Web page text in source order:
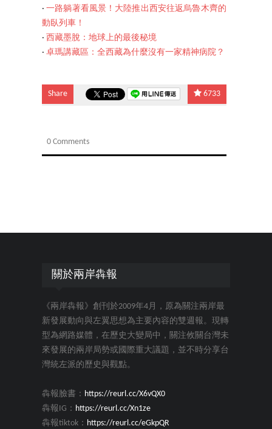
‧一路躺著看風景！大陸推出西安往返烏魯木齊的
動臥列車！
‧ 西藏墨脫：地球上的最後秘境
‧ 卓瑪講藏區：全西藏為什麼沒有一家精神病院？
Share 6733
0 Comments
關於兩岸犇報
《兩岸犇報》創刊於2009年4月，原為關注兩岸最
新發展動向與左翼思想為主要內容的雙週報。現轉
型為網路媒體，在歷史大變局中，關注攸關台灣未
來發展的兩岸局勢或國際重大議題，並不時分享台
灣統左派的歷史與觀點。
犇報臉書： https://reurl.cc/X6vQX0
犇報IG： https://reurl.cc/Xn1ze
犇報tiktok： https://reurl.cc/eGkpQR